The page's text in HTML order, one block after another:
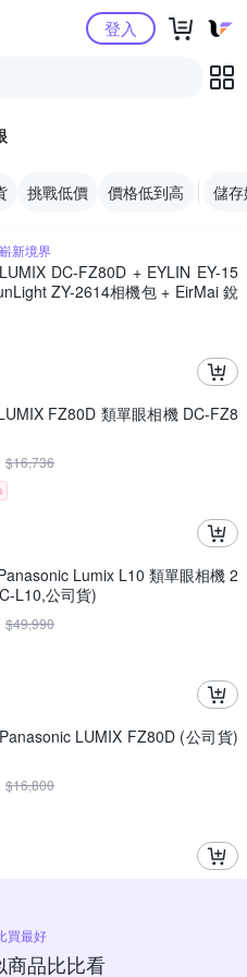
Yahoo購物中心登入
挑戰低價 價格低到高 儲
新境界
DC-FZ80D + EYLIN EY-15
ZY-2614相機包 + EirMai 銳
子除濕卡 FZ80D (公司貨)
FZ80D 類單眼相機 DC-FZ8
$16,736
Lumix L10 類單眼相機 2
L10,公司貨)
$49,990
LUMIX FZ80D (公司貨)
$16,800
買最好
商品比比看